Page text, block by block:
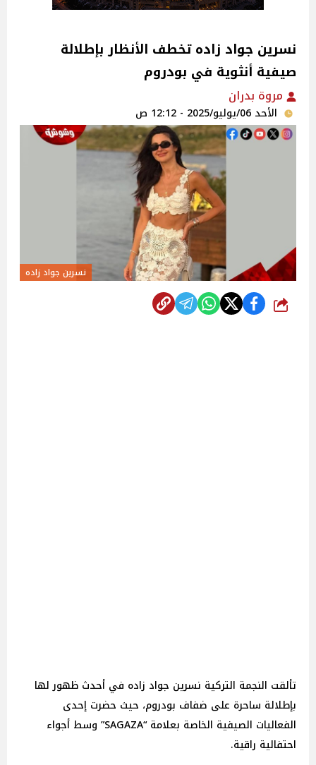
نسرين جواد زاده تخطف الأنظار بإطلالة
صيفية أنثوية في بودروم
مروة بدران
الأحد 06/يوليو/2025 - 12:12 ص
نسرين جواد زاده
شارك
تألقت النجمة التركية نسرين جواد زاده في أحدث ظهور لها
بإطلالة ساحرة على ضفاف بودروم، حيث حضرت إحدى
الفعاليات الصيفية الخاصة بعلامة “SAGAZA” وسط أجواء
احتفالية راقية.